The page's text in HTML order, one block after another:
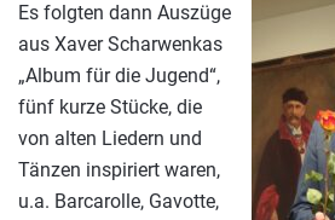
Es folgten dann Auszüge
aus Xaver Scharwenkas
„Album für die Jugend“,
fünf kurze Stücke, die
von alten Liedern und
Tänzen inspiriert waren,
u.a. Barcarolle, Gavotte,